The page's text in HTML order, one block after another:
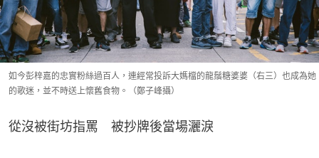
如今彭梓嘉的忠實粉絲過百人，連經常投訴大媽檔的龍鬚糖婆婆（右三）也成為她
的歌迷，並不時送上懷舊食物。（鄭子峰攝）
從沒被街坊指罵　被抄牌後當場灑淚